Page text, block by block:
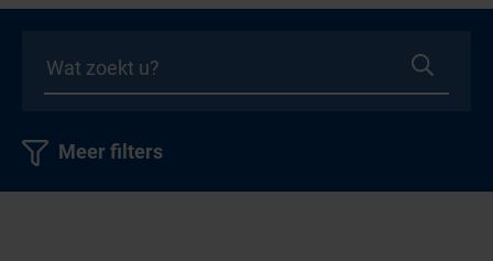
Meer filters